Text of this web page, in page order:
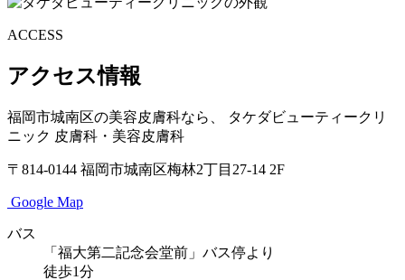
ACCESS
アクセス情報
福岡市城南区の美容皮膚科なら、
タケダビューティークリ
ニック 皮膚科・美容皮膚科
〒814-0144 福岡市城南区梅林2丁目27-14 2F
Google Map
バス
「福大第二記念会堂前」バス停より
徒歩1分